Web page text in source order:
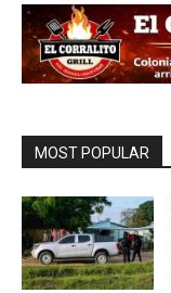
MOST POPULAR